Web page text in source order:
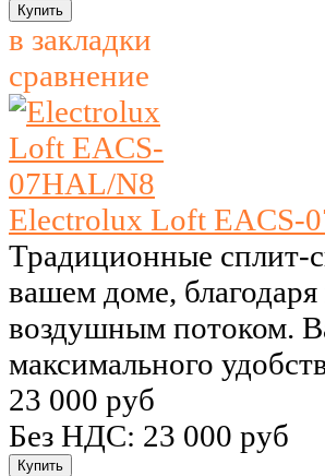
в закладки
сравнение
Electrolux Loft EACS-
Традиционные сплит-
вашем доме,
воздушным потоком.
максимального
23 000 руб
Без НДС: 23 000 руб